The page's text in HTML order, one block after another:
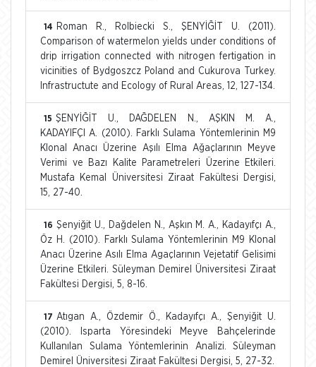
14
Roman R., Rolbiecki S., ŞENYİĞİT U. (2011).
Comparison of watermelon yields under conditions of
drip irrigation connected with nitrogen fertigation in
vicinities of Bydgoszcz Poland and Cukurova Turkey.
Infrastructute and Ecology of Rural Areas, 12, 127-134.
15 ŞENYİĞİT U., DAĞDELEN N., AŞKIN M. A.,
KADAYIFÇI A. (2010). Farklı Sulama Yöntemlerinin M9
Klonal Anacı Üzerine Aşılı Elma Ağaçlarının Meyve
Verimi ve Bazı Kalite Parametreleri Üzerine Etkileri.
Mustafa Kemal Üniversitesi Ziraat Fakültesi Dergisi,
15, 27-40.
16 Şenyiğit U., Dağdelen N., Aşkın M. A., Kadayıfçı A.,
Öz H. (2010). Farklı Sulama Yöntemlerinin M9 Klonal
Anacı Üzerine Asılı Elma Agaçlarının Vejetatif Gelisimi
Üzerine Etkileri. Süleyman Demirel Üniversitesi Ziraat
Fakültesi Dergisi, 5, 8-16.
17 Atıgan A., Özdemir Ö., Kadayıfçı A., Şenyiğit U.
(2010). Isparta Yöresindeki Meyve Bahçelerinde
Kullanılan Sulama Yöntemlerinin Analizi. Süleyman
Demirel Üniversitesi Ziraat Fakültesi Dergisi, 5, 27-32.